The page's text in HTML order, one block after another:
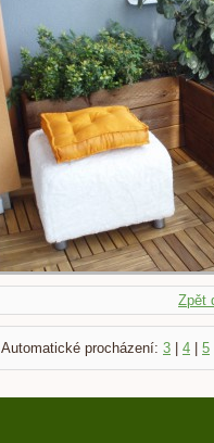
Zpět
Automatické procházení: 3 4 5